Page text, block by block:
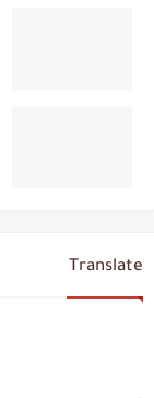
Translate